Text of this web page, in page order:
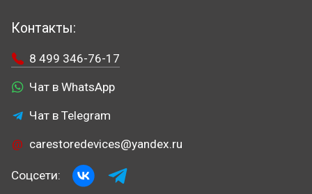
Контакты:
8 499 346-76-17
Чат в WhatsApp
Чат в Telegram
carestoredevices@yandex.ru
Соцсети: